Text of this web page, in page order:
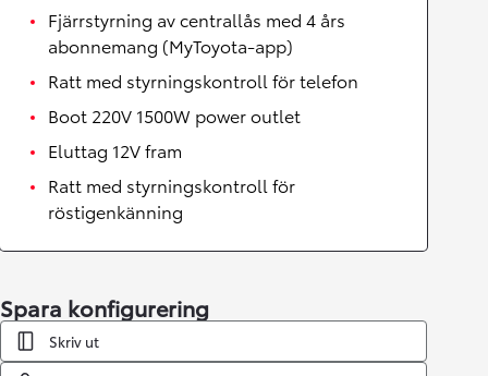
Fjärrstyrning av centrallås med 4 års
abonnemang (MyToyota-app)
Ratt med styrningskontroll för telefon
Boot 220V 1500W power outlet
Eluttag 12V fram
Ratt med styrningskontroll för
röstigenkänning
Spara konfigurering
Skriv ut